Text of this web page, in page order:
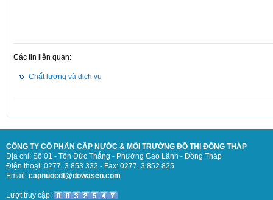
Các tin liên quan:
Chất lượng và dịch vụ
CÔNG TY CỔ PHẦN CẤP NƯỚC & MÔI TRƯỜNG ĐÔ THỊ ĐỒNG THÁP
Địa chỉ: Số 01 - Tôn Đức Thắng - Phường Cao Lãnh - Đồng Tháp
Điện thoại: 0277. 3 853 332 - Fax: 0277. 3 852 825
Email: capnuocdt@dowasen.com
Lượt truy cập: